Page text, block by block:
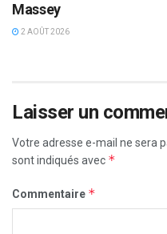
Massey
2 AOÛT 2026
Laisser un
Votre adresse e-mail ne sera
sont indiqués avec *
Commentaire *